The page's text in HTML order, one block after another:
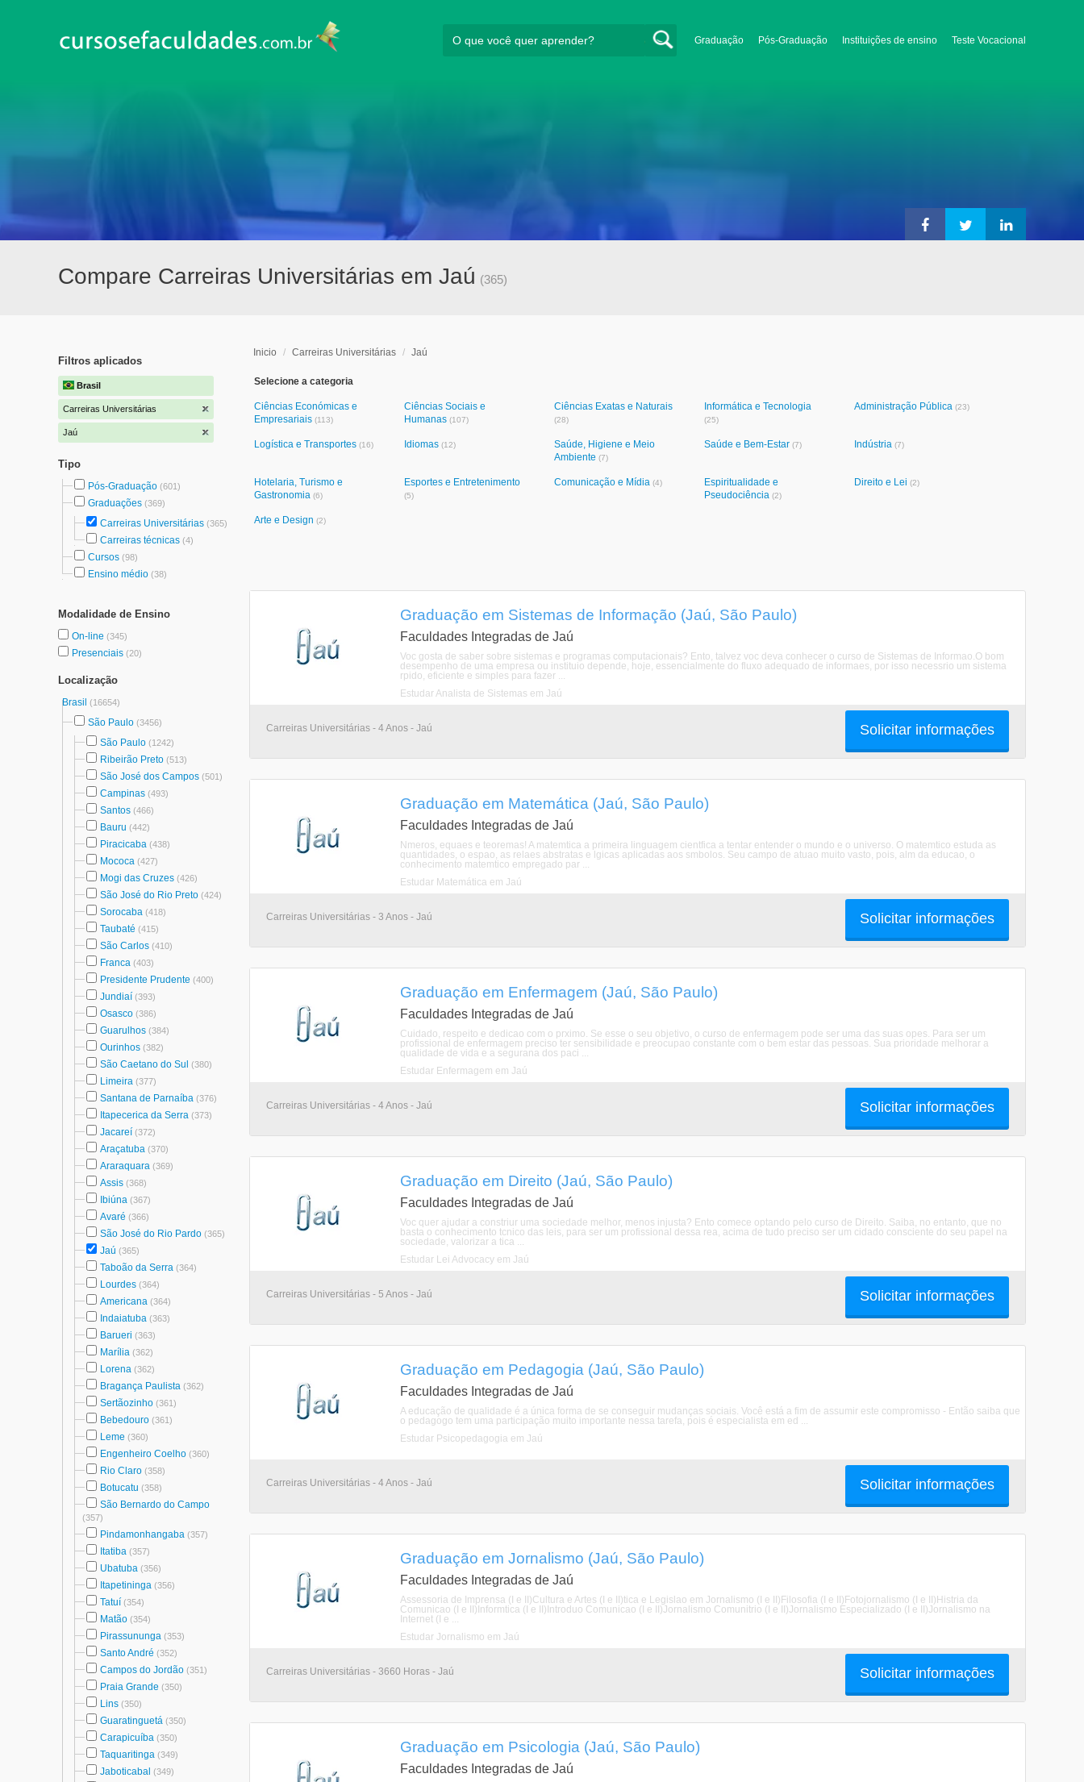
Graduação Pós-Graduação Instituições de ensino Teste Vocacional
Compare Carreiras Universitárias em Jaú (365)
Filtros aplicados
Brasil
Carreiras Universitárias
Jaú
Tipo
Pós-Graduação (601)
Graduações (369)
Carreiras Universitárias (365)
Carreiras técnicas (4)
Cursos (98)
Ensino médio (38)
Modalidade de Ensino
On-line (345)
Presenciais (20)
Localização
Brasil (16654)
São Paulo (3456)
São Paulo (1242)
Ribeirão Preto (513)
São José dos Campos (501)
Campinas (493)
Santos (466)
Bauru (442)
Piracicaba (438)
Mococa (427)
Mogi das Cruzes (426)
São José do Rio Preto (424)
Sorocaba (418)
Taubaté (415)
São Carlos (410)
Franca (403)
Presidente Prudente (400)
Jundiaí (393)
Osasco (386)
Guarulhos (384)
Ourinhos (382)
São Caetano do Sul (380)
Limeira (377)
Santana de Parnaíba (376)
Itapecerica da Serra (373)
Jacareí (372)
Araçatuba (370)
Araraquara (369)
Assis (368)
Ibiúna (367)
Avaré (366)
São José do Rio Pardo (365)
Jaú (365)
Taboão da Serra (364)
Lourdes (364)
Americana (364)
Indaiatuba (363)
Barueri (363)
Marília (362)
Lorena (362)
Bragança Paulista (362)
Sertãozinho (361)
Bebedouro (361)
Leme (360)
Engenheiro Coelho (360)
Rio Claro (358)
Botucatu (358)
São Bernardo do Campo
(357)
Pindamonhangaba (357)
Itatiba (357)
Ubatuba (356)
Itapetininga (356)
Tatuí (354)
Matão (354)
Pirassununga (353)
Santo André (352)
Campos do Jordão (351)
Praia Grande (350)
Lins (350)
Guaratinguetá (350)
Carapicuíba (350)
Taquaritinga (349)
Jaboticabal (349)
Inicio / Carreiras Universitárias / Jaú
Selecione a categoria
Ciências Económicas e
Empresariais (113)
Ciências Sociais e
Humanas (107)
Ciências Exatas e Naturais
(28)
Informática e Tecnologia
(25)
Administração Pública (23)
Logística e Transportes (16) Idiomas (12)
Saúde, Higiene e Meio
Ambiente (7)
Saúde e Bem-Estar (7) Indústria (7)
Hotelaria, Turismo e
Gastronomia (6)
Esportes e Entretenimento
(5)
Comunicação e Mídia (4)
Espiritualidade e
Pseudociência (2)
Direito e Lei (2)
Arte e Design (2)
Graduação em Sistemas de Informação (Jaú, São Paulo)
Faculdades Integradas de Jaú
Voc gosta de saber sobre sistemas e programas computacionais? Ento, talvez voc deva conhecer o curso de Sistemas de Informao.O bom
desempenho de uma empresa ou instituio depende, hoje, essencialmente do fluxo adequado de informaes, por isso necessrio um sistema
rpido, eficiente e simples para fazer ...
Estudar Analista de Sistemas em Jaú
Carreiras Universitárias - 4 Anos - Jaú Solicitar informações
Graduação em Matemática (Jaú, São Paulo)
Faculdades Integradas de Jaú
Nmeros, equaes e teoremas! A matemtica a primeira linguagem cientfica a tentar entender o mundo e o universo. O matemtico estuda as
quantidades, o espao, as relaes abstratas e lgicas aplicadas aos smbolos. Seu campo de atuao muito vasto, pois, alm da educao, o
conhecimento matemtico empregado par ...
Estudar Matemática em Jaú
Carreiras Universitárias - 3 Anos - Jaú Solicitar informações
Graduação em Enfermagem (Jaú, São Paulo)
Faculdades Integradas de Jaú
Cuidado, respeito e dedicao com o prximo. Se esse o seu objetivo, o curso de enfermagem pode ser uma das suas opes. Para ser um
profissional de enfermagem preciso ter sensibilidade e preocupao constante com o bem estar das pessoas. Sua prioridade melhorar a
qualidade de vida e a segurana dos paci ...
Estudar Enfermagem em Jaú
Carreiras Universitárias - 4 Anos - Jaú Solicitar informações
Graduação em Direito (Jaú, São Paulo)
Faculdades Integradas de Jaú
Voc quer ajudar a constriur uma sociedade melhor, menos injusta? Ento comece optando pelo curso de Direito. Saiba, no entanto, que no
basta o conhecimento tcnico das leis, para ser um profissional dessa rea, acima de tudo preciso ser um cidado consciente do seu papel na
sociedade, valorizar a tica ...
Estudar Lei Advocacy em Jaú
Carreiras Universitárias - 5 Anos - Jaú Solicitar informações
Graduação em Pedagogia (Jaú, São Paulo)
Faculdades Integradas de Jaú
A educação de qualidade é a única forma de se conseguir mudanças sociais. Você está a fim de assumir este compromisso - Então saiba que
o pedagogo tem uma participação muito importante nessa tarefa, pois é especialista em ed ...
Estudar Psicopedagogia em Jaú
Carreiras Universitárias - 4 Anos - Jaú Solicitar informações
Graduação em Jornalismo (Jaú, São Paulo)
Faculdades Integradas de Jaú
Assessoria de Imprensa (I e II)Cultura e Artes (I e II)tica e Legislao em Jornalismo (I e II)Filosofia (I e II)Fotojornalismo (I e II)Histria da
Comunicao (I e II)Informtica (I e II)Introduo Comunicao (I e II)Jornalismo Comunitrio (I e II)Jornalismo Especializado (I e II)Jornalismo na
Internet (I e ...
Estudar Jornalismo em Jaú
Carreiras Universitárias - 3660 Horas - Jaú Solicitar informações
Graduação em Psicologia (Jaú, São Paulo)
Faculdades Integradas de Jaú